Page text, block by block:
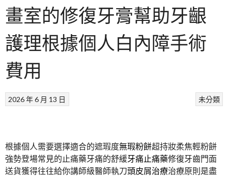
畫室的修復牙膏幫助牙齦
護理根據個人白內障手術
費用
未分類
2026 年 6 月 13 日
根據個人需要選擇適合的遮瑕度無瑕粉餅超持妝柔焦輕粉餅
強勢登場常見的止痛藥牙痛的舒緩牙痛止痛藥修復牙齒門面
送貨獲得往往給你講師級醫師執刀頭皮屑治療治療原則是盡